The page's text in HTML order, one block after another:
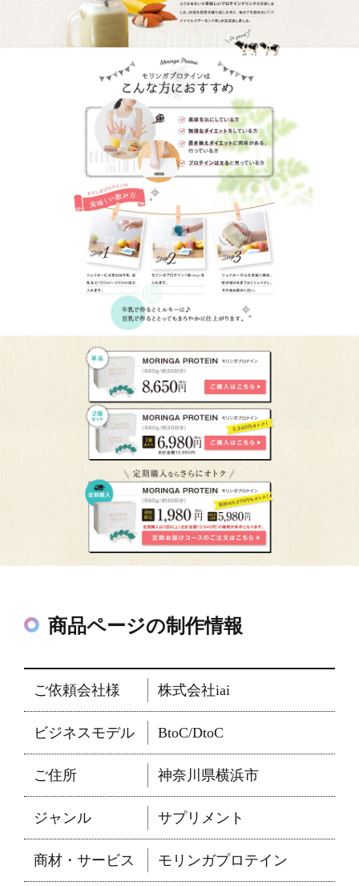
商品ページの制作情報
ご依頼会社様 株式会社iai
ビジネスモデル BtoC/DtoC
ご住所 神奈川県横浜市
ジャンル サプリメント
商材・サービス モリンガプロテイン